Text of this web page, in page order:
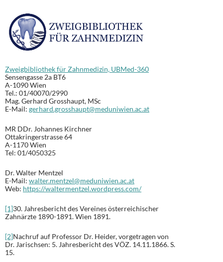
Zweigbibliothek für Zahnmedizin, UBMed-360
Sensengasse 2a BT6
A-1090 Wien
Tel.: 01/40070/2990
Mag. Gerhard Grosshaupt, MSc
E-Mail: gerhard.grosshaupt@meduniwien.ac.at
MR DDr. Johannes Kirchner
Ottakringerstrasse 64
A-1170 Wien
Tel: 01/4050325
Dr. Walter Mentzel
E-Mail: walter.mentzel@meduniwien.ac.at
Web: https://waltermentzel.wordpress.com/
[1]30. Jahresbericht des Vereines österreichischer
Zahnärzte 1890-1891. Wien 1891.
[2]Nachruf auf Professor Dr. Heider, vorgetragen von
Dr. Jarischsen: 5. Jahresbericht des VÖZ. 14.11.1866. S.
15.